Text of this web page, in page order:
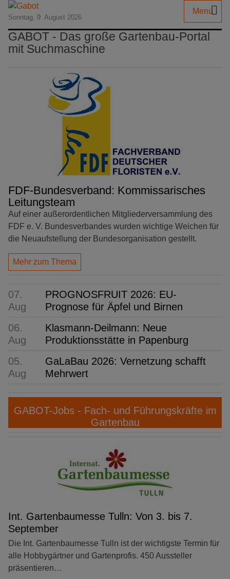
Sonntag, 9. August 2026
Menu
GABOT - Das große Gartenbau-Portal
mit Suchmaschine
FDF-Bundesverband: Kommissarisches
Leitungsteam
Auf einer außerordentlichen Mitgliederversammlung des
FDF e. V. Bundesverbandes wurden wichtige Weichen für
die Neuaufstellung der Bundesorganisation gestellt.
Mehr zum Thema
07.
Aug
PROGNOSFRUIT 2026: EU-
Prognose für Äpfel und Birnen
06.
Aug
Klasmann-Deilmann: Neue
Produktionsstätte in Papenburg
05.
Aug
GaLaBau 2026: Vernetzung schafft
Mehrwert
GABOT-Jobs - Fach- und Führungskräfte im
Gartenbau
Int. Gartenbaumesse Tulln: Von 3. bis 7.
September
Die Int. Gartenbaumesse Tulln ist der wichtigste Termin für
alle Hobbygärtner und Gartenprofis. 450 Aussteller
präsentieren…